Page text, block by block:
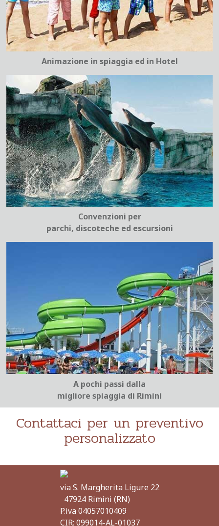
Animazione in spiaggia ed in Hotel
Convenzioni per
parchi, discoteche ed escursioni
A pochi passi dalla
migliore spiaggia di Rimini
Contattaci per un preventivo
personalizzato
via S. Margherita Ligure 22
47924 Rimini (RN)
P.iva 04057010409
CIR: 099014-AL-01037